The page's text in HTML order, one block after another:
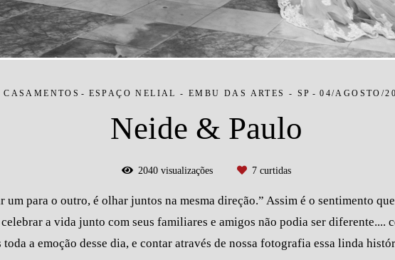
CASAMENTOS ESPAÇO NELIAL - EMBU DAS ARTES - SP 04/AGOSTO/
Neide & Paulo
2040 visualizações 7 curtidas
um para o outro, é olhar juntos na mesma direção.” Assim é o sentimento
a vida junto com seus familiares e amigos não podia ser diferente....
toda a emoção desse dia, e contar através de nossa fotografia essa linda